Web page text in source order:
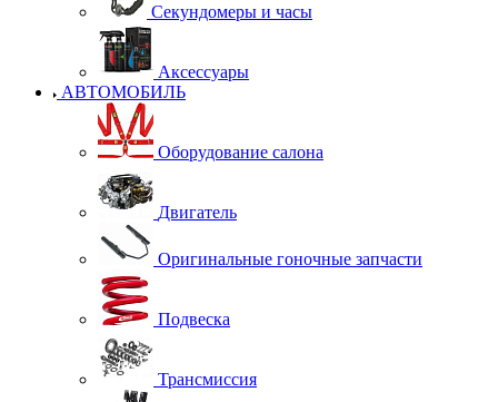
Секундомеры и часы
Аксессуары
АВТОМОБИЛЬ
Оборудование салона
Двигатель
Оригинальные гоночные запчасти
Подвеска
Трансмиссия